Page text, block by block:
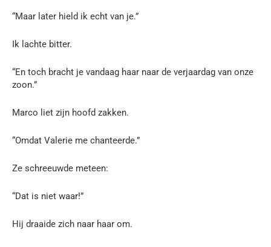
“Maar later hield ik echt van je.”
Ik lachte bitter.
“En toch bracht je vandaag haar naar de verjaardag van onze
zoon.”
Marco liet zijn hoofd zakken.
“Omdat Valerie me chanteerde.”
Ze schreeuwde meteen:
“Dat is niet waar!”
Hij draaide zich naar haar om.